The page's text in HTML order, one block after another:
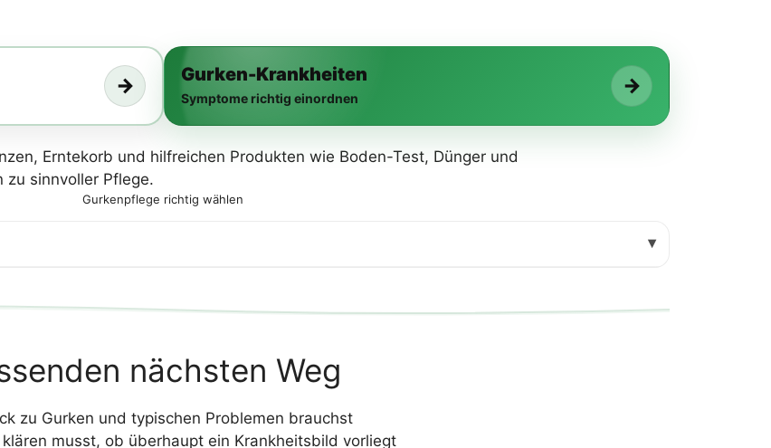
→ Gurken-Krankheiten
Symptome richtig einordnen
→
Gurkenpflege richtig wählen
nächsten Weg
zu Gurken und typischen Problemen brauchst
musst, ob überhaupt ein Krankheitsbild vorliegt